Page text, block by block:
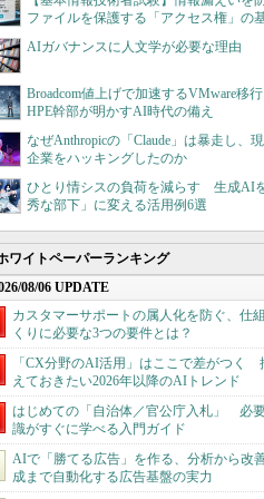
ファイルを保護する「アクセス権」の
AIガバナンスに人文学が必要な理由
Broadcom値上げで加速するVMware移
HPE幹部が明かすAI時代の備え
なぜAnthropicの「Claude」は暴走し、
企業をハッキングしたのか
ひとり情シスの負荷を減らす 生成AI
秀な部下」に変える活用例6選
ワイトペーパーランキング
08/06 UPDATE
カスタマーサポートの属人化を防ぐ、仕
くりに必要な3つの要件とは？
「CX分野のAI活用」はここで差がつく
えておきたい2026年以降のAIトレンド
はじめての「自治体／官公庁入札」 必
識がすぐに学べる入門ガイド
AIで「勝てる広告」を作る、分析から改
成まで自動化する広告基盤の実力